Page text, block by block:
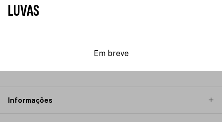
LUVAS
Em breve
Informações